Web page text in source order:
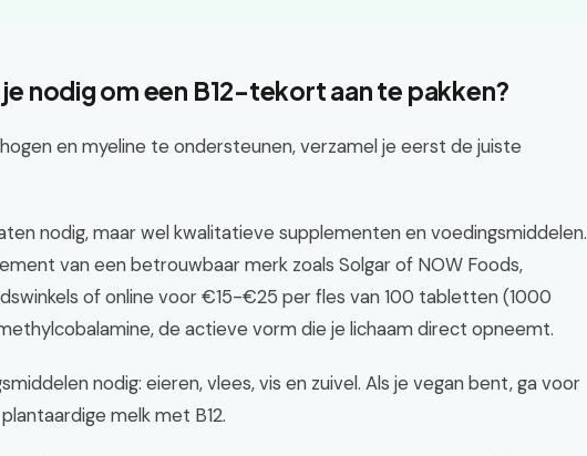
nodig om een B12-tekort aan te pakken?
en myeline te ondersteunen, verzamel je eerst de juiste
nodig, maar wel kwalitatieve supplementen en voedingsmiddelen.
van een betrouwbaar merk zoals Solgar of NOW Foods,
of online voor €15-€25 per fles van 100 tabletten (1000
de actieve vorm die je lichaam direct opneemt.
nodig: eieren, vlees, vis en zuivel. Als je vegan bent, ga voor
melk met B12.